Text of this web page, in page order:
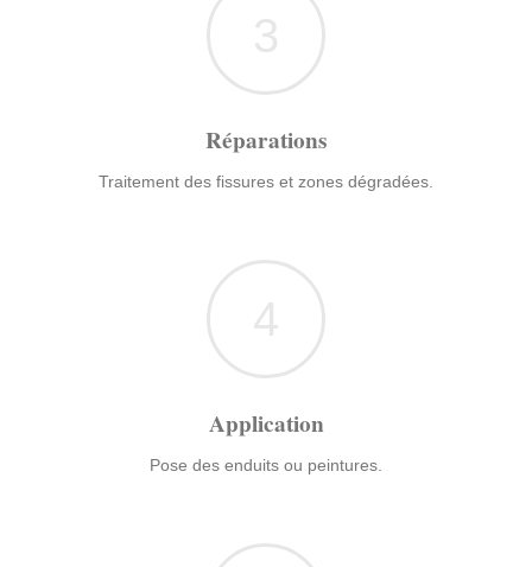
3
Réparations
Traitement des fissures et zones dégradées.
4
Application
Pose des enduits ou peintures.